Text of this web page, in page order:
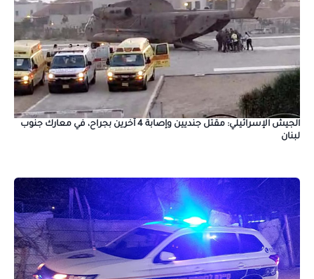
الجيش الإسرائيلي: مقتل جنديين وإصابة 4 آخرين بجراح، في معارك جنوب
لبنان